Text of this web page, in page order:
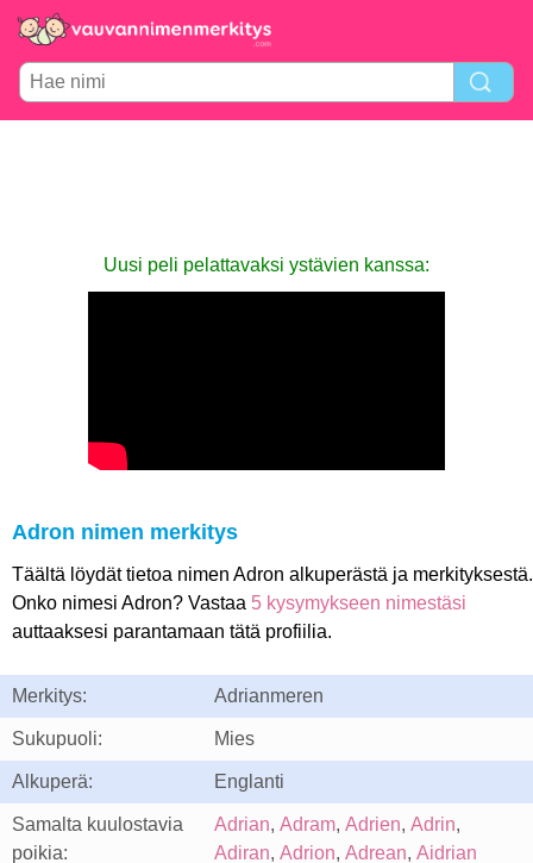
Uusi peli pelattavaksi ystävien kanssa:
Adron nimen merkitys
Täältä löydät tietoa nimen Adron alkuperästä ja merkityksestä.
Onko nimesi Adron? Vastaa 5 kysymykseen nimestäsi
auttaaksesi parantamaan tätä profiilia.
Merkitys: Adrianmeren
Sukupuoli: Mies
Alkuperä: Englanti
Samalta kuulostavia
poikia:
Adrian, Adram, Adrien, Adrin,
Adiran, Adrion, Adrean, Aidrian